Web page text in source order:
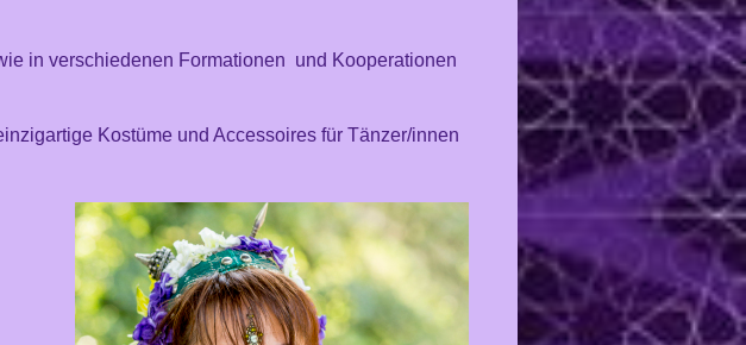
in verschiedenen Formationen und Kooperationen
Kostüme und Accessoires für Tänzer/innen